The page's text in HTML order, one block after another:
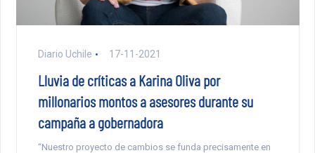
Diario Uchile 17-11-2021
Lluvia de críticas a Karina Oliva por
millonarios montos a asesores durante su
campaña a gobernadora
“Nuestro proyecto de cambios se funda precisamente en